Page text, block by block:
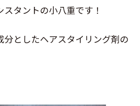
スタントの小八重です！
分としたヘアスタイリング剤の